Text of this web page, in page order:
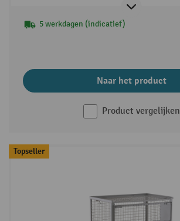
5 werkdagen (indicatief)
Naar het product
Product vergelijken
Topseller